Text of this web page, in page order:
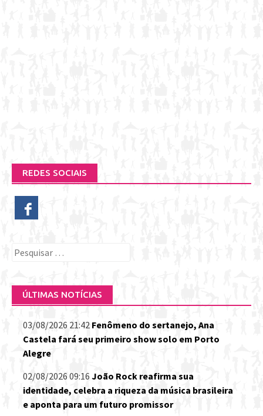
REDES SOCIAIS
Pesquisar
ÚLTIMAS NOTÍCIAS
03/08/2026 21:42 Fenômeno do sertanejo, Ana
Castela fará seu primeiro show solo em Porto
Alegre
02/08/2026 09:16 João Rock reafirma sua
identidade, celebra a riqueza da música brasileira
e aponta para um futuro promissor